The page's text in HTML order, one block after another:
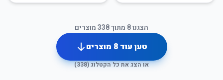
הצגנו8 מתוך338מוצרים
טען עוד8 מוצרים
או הצג את כל הקטלוג (338
)